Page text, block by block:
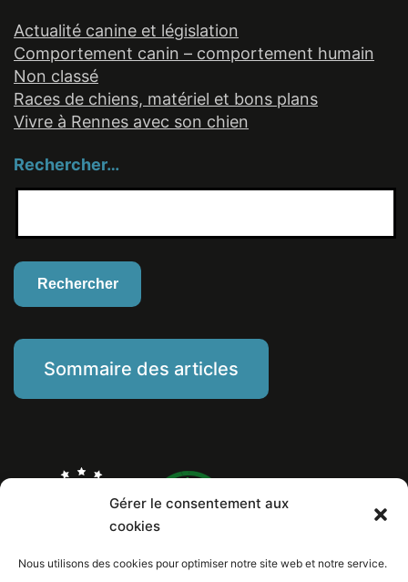
Gérer le consentement aux
cookies
Nous utilisons des cookies pour optimiser notre site web et notre service.
Actualité canine et législation
Comportement canin – comportement humain
Non classé
Races de chiens, matériel et bons plans
Vivre à Rennes avec son chien
Rechercher…
Sommaire des articles